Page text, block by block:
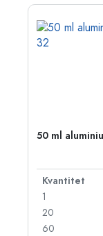
50 ml
Kvantitet
1
20
60